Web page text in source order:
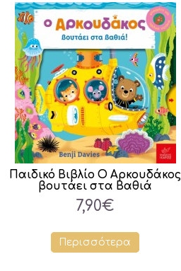
Παιδικό Βιβλίο Ο Αρκουδάκος
βουτάει στα Βαθιά
7,90€
Περισσότερα